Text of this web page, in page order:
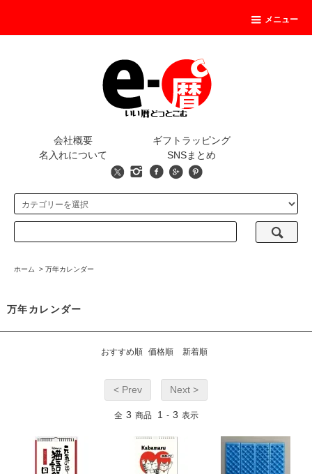
メニュー
会社概要
ギフトラッピング
名入れについて
SNSまとめ
ホーム > 万年カレンダー
万年カレンダー
おすすめ順 価格順 新着順
< Prev Next >
全 3 商品 1 - 3 表示